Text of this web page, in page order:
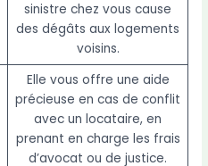
sinistre chez vous cause
des dégâts aux logements
voisins.
Elle vous offre une aide
précieuse en cas de conflit
avec un locataire, en
prenant en charge les frais
d’avocat ou de justice.